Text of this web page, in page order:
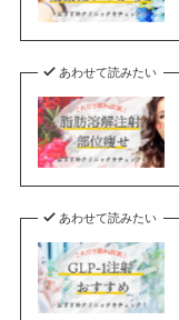
あわせて読みたい
あわせて読みたい